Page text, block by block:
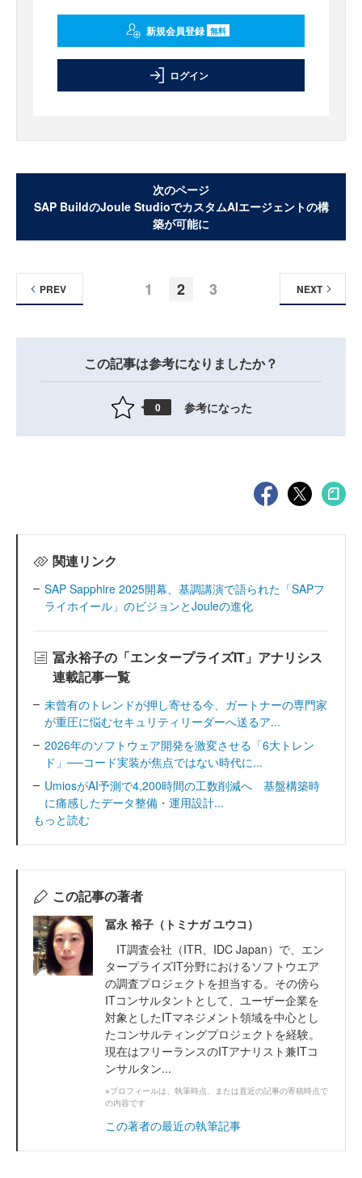
新規会員登録 無料
ログイン
次のページ
SAP BuildのJoule StudioでカスタムAIエージェントの構
築が可能に
1 2 3
PREV NEXT
この記事は参考になりましたか？
0 参考になった
関連リンク
SAP Sapphire 2025開幕、基調講演で語られた「SAPフ
ライホイール」のビジョンとJouleの進化
冨永裕子の「エンタープライズIT」アナリシス
連載記事一覧
未曾有のトレンドが押し寄せる今、ガートナーの専門家
が重圧に悩むセキュリティリーダーへ送るア...
2026年のソフトウェア開発を激変させる「6大トレン
ド」──コード実装が焦点ではない時代に...
UmiosがAI予測で4,200時間の工数削減へ 基盤構築時
に痛感したデータ整備・運用設計...
もっと読む
この記事の著者
冨永 裕子（トミナガ ユウコ）
IT調査会社（ITR、IDC Japan）で、エン
タープライズIT分野におけるソフトウエア
の調査プロジェクトを担当する。その傍ら
ITコンサルタントとして、ユーザー企業を
対象としたITマネジメント領域を中心とし
たコンサルティングプロジェクトを経験。
現在はフリーランスのITアナリスト兼ITコ
ンサルタン...
※プロフィールは、執筆時点、または直近の記事の寄稿時点で
の内容です
この著者の最近の執筆記事